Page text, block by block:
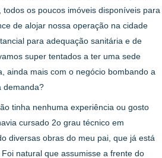
os poucos imóveis disponíveis para
de alojar nossa operação na cidade
para adequação sanitária e de
super tentados a ter uma sede
ainda mais com o negócio bombando a
demanda?
tinha nenhuma experiência ou gosto
cursado 2o grau técnico em
diversas obras do meu pai, que já está
natural que assumisse a frente do